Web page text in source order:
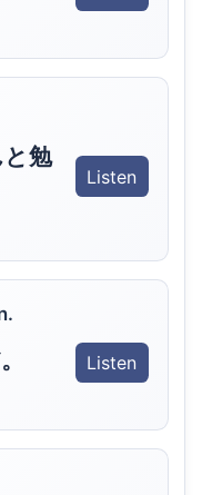
勉
Listen
Listen